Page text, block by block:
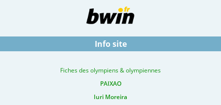
Info site
Fiches des olympiens & olympiennes
PAIXAO
Iuri Moreira